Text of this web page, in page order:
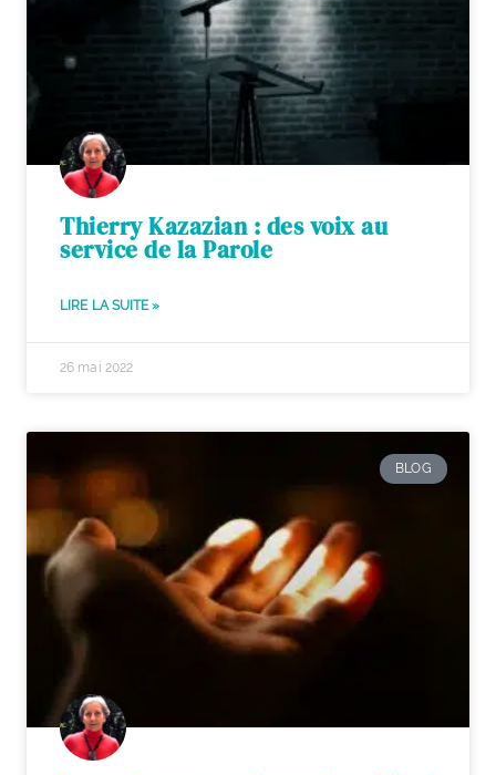
Thierry Kazazian : des voix au
service de la Parole
LIRE LA SUITE »
26 mai 2022
BLOG